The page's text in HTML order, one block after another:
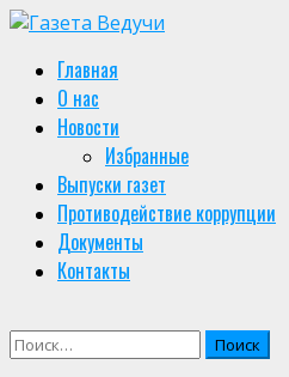
Skip
content
Primary
Menu
Главная
О нас
Новости
Избранные
Выпуски газет
Противодействие коррупции
Документы
Контакты
Найти: